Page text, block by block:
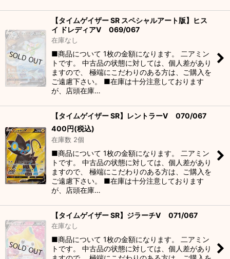
【タイムゲイザー SR スペシャルアート版】ヒス
イ ドレディアV 069/067
在庫なし
■商品について 1枚の金額になります。 二アミン
トです。 中古品の状態に対しては、個人差があり
ますので、 極端にこだわりのある方は、ご購入を
ご遠慮下さい。 ■在庫は十分注意しております
が、店頭在庫…
【タイムゲイザー SR】レントラーV 070/067
400円(税込)
在庫数 2個
■商品について 1枚の金額になります。 二アミン
トです。 中古品の状態に対しては、個人差があり
ますので、 極端にこだわりのある方は、ご購入を
ご遠慮下さい。 ■在庫は十分注意しております
が、店頭在庫…
【タイムゲイザー SR】ジラーチV 071/067
在庫なし
■商品について 1枚の金額になります。 二アミン
トです。 中古品の状態に対しては、個人差があり